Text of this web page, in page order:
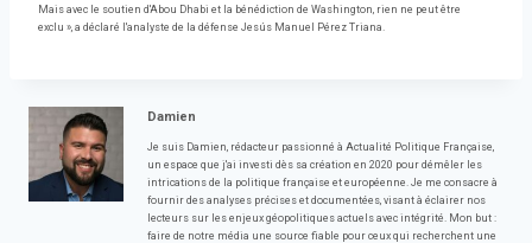
Mais avec le soutien d'Abou Dhabi et la bénédiction de Washington, rien ne peut être
exclu », a déclaré l'analyste de la défense Jesús Manuel Pérez Triana.
Damien
Je suis Damien, rédacteur passionné à Actualité Politique Française,
un espace que j'ai investi dès sa création en 2020 pour démêler les
intrications de la politique française et européenne. Je me consacre à
fournir des analyses précises et documentées, visant à éclairer nos
lecteurs sur les enjeux géopolitiques actuels avec intégrité. Mon but :
faire de notre média une source fiable pour ceux qui recherchent une